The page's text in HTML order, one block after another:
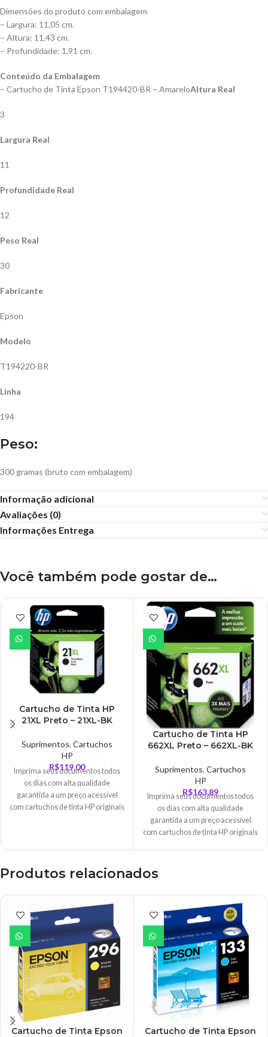
Dimensões do produto com embalagem
– Largura: 11,05 cm.
– Altura: 11,43 cm.
– Profundidade: 1,91 cm.
Conteúdo da Embalagem
– Cartucho de Tinta Epson T194420-BR – AmareloAltura Real
3
Largura Real
11
Profundidade Real
12
Peso Real
30
Fabricante
Epson
Modelo
T194220-BR
Linha
194
Peso:
300 gramas (bruto com embalagem)
Informação adicional
Avaliações (0)
Informações Entrega
Você também pode gostar de…
Cartucho de Tinta HP
21XL Preto – 21XL-BK
Suprimentos, Cartuchos
HP
R$119,00
Imprima seus documentos todos
os dias com alta qualidade
garantida a um preço acessível
com cartuchos de tinta HP originais
resultados consistentes.
ESGO
TADO
Cartucho de Tinta HP
662XL Preto – 662XL-BK
Suprimentos, Cartuchos
HP
R$163,89
Imprima seus documentos todos
os dias com alta qualidade
garantida a um preço acessível
com cartuchos de tinta HP originais
desempenho sem preocupações e
Produtos relacionados
Cartucho de Tinta Epson Cartucho de Tinta Epson